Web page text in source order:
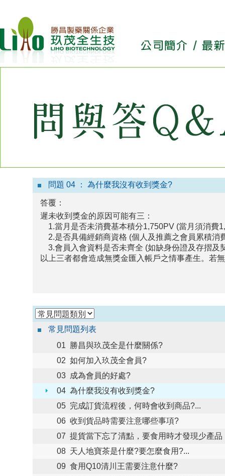
問題 04 ： 為什麼我沒有收到獎金?
答覆：
遲未收到獎金的原因可能有三：
1.當月是否未消費基本積分1,750PV (當月須消費
2.是否具備經銷商資格 (個人及推薦之會員累積消
3.會員入會資料是否未齊全 (如缺身份證及存摺及
以上三者都會造成無獎金匯入帳戶之情事產生。若
常見問題列表
01
勝昌與玖茂全是什麼關係?
02 如何加入玖茂全會員?
03 成為會員的好處?
04 為什麼我沒有收到獎金?
05 完成訂貨流程後，何時會收到商品?...
06 收到貨品時需要注意哪些事項?
07 提貨當下忘了清點，要食用時才發現少產品
08 天人地寶茶是什麼?要怎麼食用?...
09 食用Q10清川王需要注意什麼?